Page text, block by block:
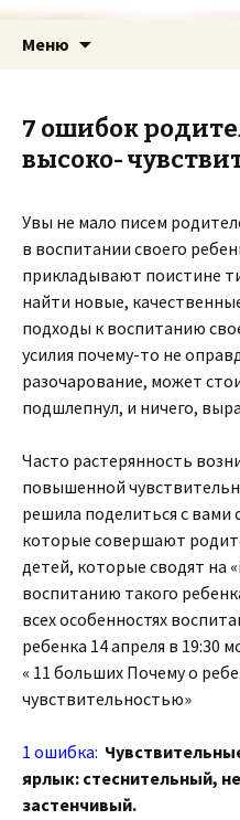
Меню
7 ошибок
высоко-
Увы не мало писем
в воспитании своего
прикладывают поистине
найти новые,
подходы к воспитанию
усилия почему-то не
разочарование, может
подшлепнул, и ничего,
Часто растерянность
повышенной
решила поделиться с
которые совершают
детей, которые сводят на
воспитанию такого
всех особенностях
ребенка 14 апреля в 19:30
« 11 больших Почему о
чувствительностью»
1 ошибка:
ярлык: стеснительный,
застенчивый.